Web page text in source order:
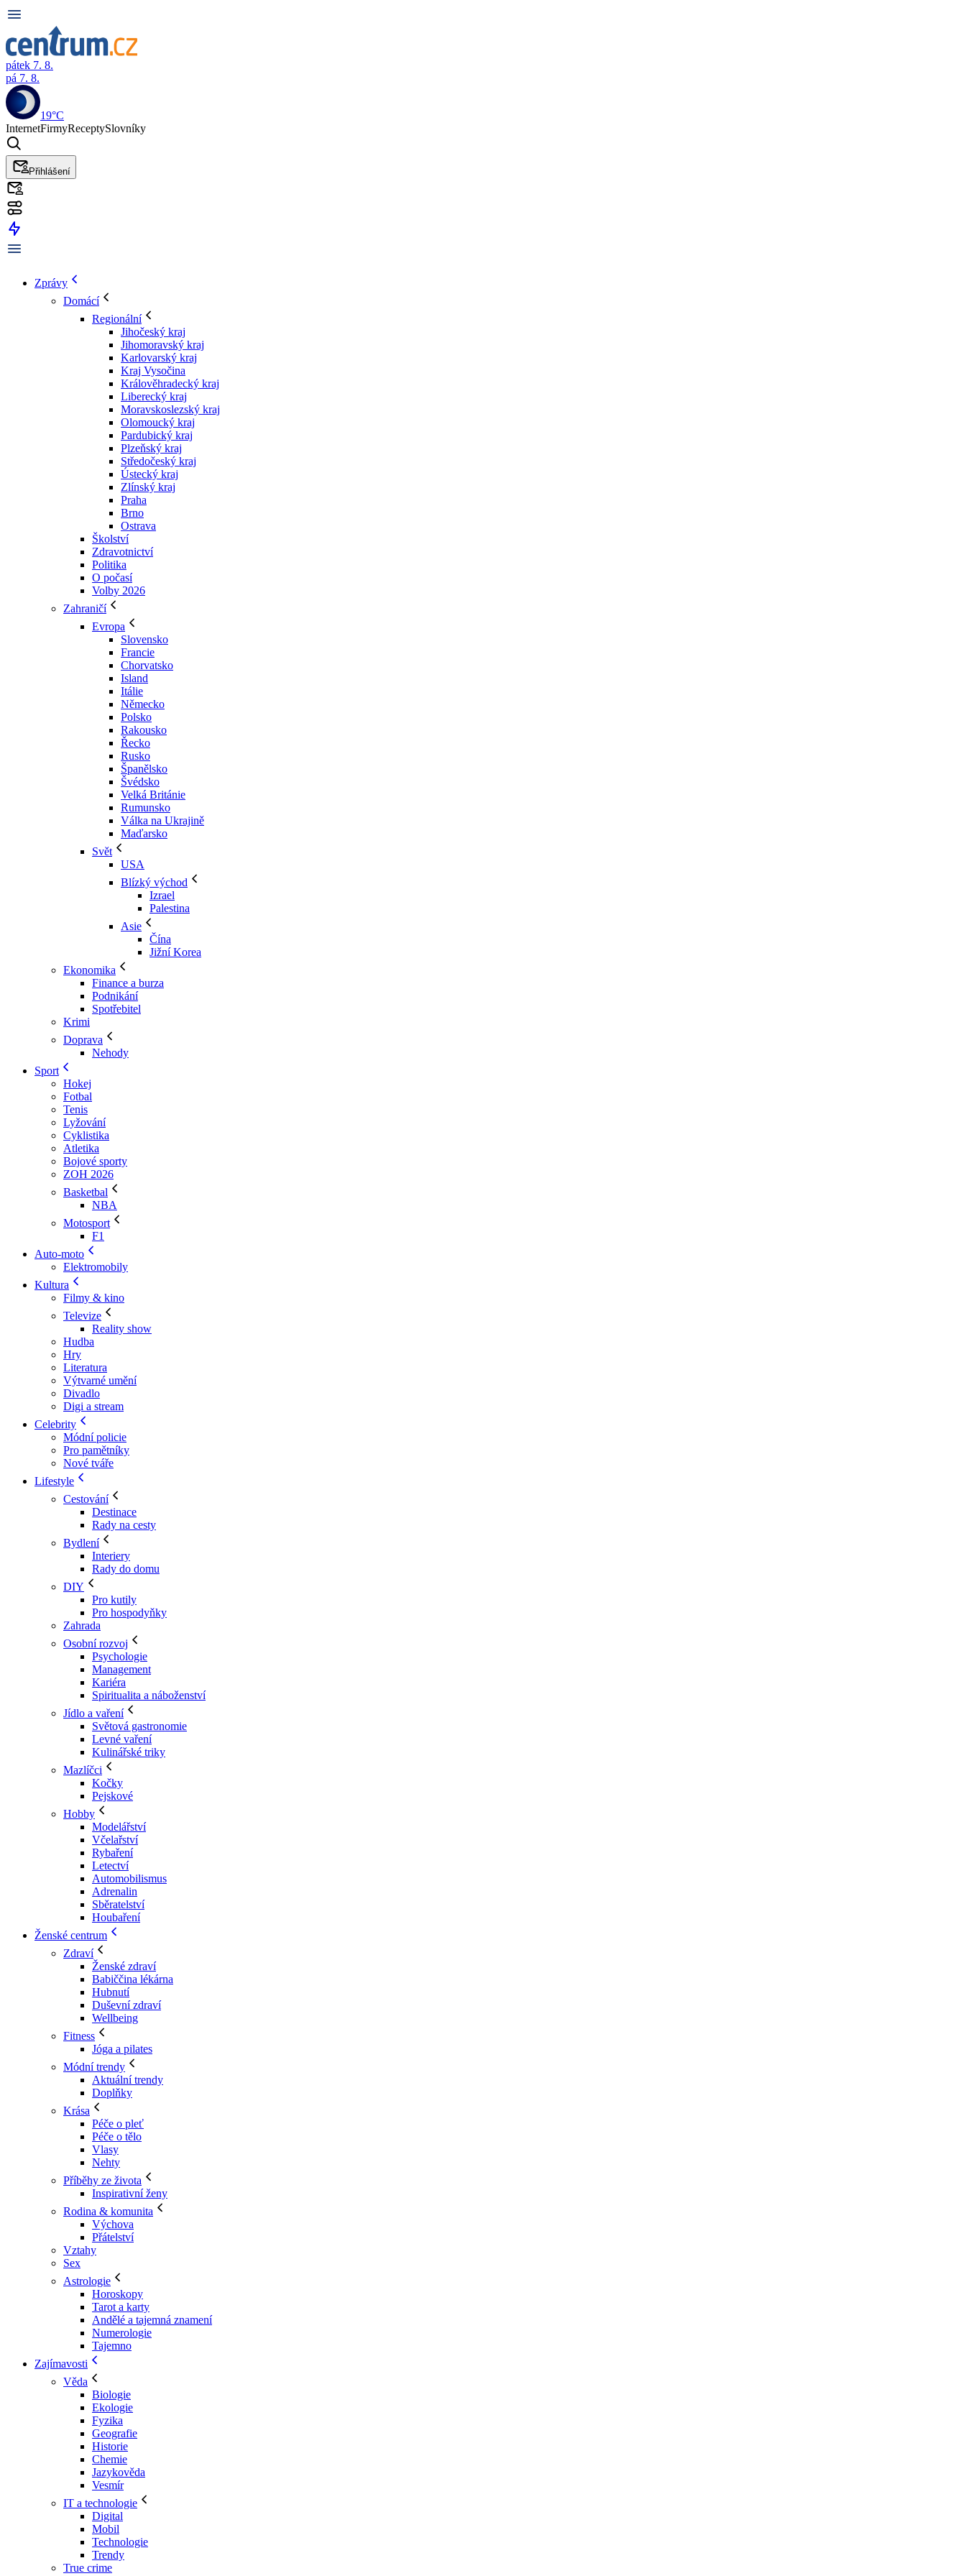
pátek 7. 8.
pá 7. 8.
19°C
InternetFirmyReceptySlovníky
Přihlášení
Zprávy
Domácí
Regionální
Jihočeský kraj
Jihomoravský kraj
Karlovarský kraj
Kraj Vysočina
Králověhradecký kraj
Liberecký kraj
Moravskoslezský kraj
Olomoucký kraj
Pardubický kraj
Plzeňský kraj
Středočeský kraj
Ústecký kraj
Zlínský kraj
Praha
Brno
Ostrava
Školství
Zdravotnictví
Politika
O počasí
Volby 2026
Zahraničí
Evropa
Slovensko
Francie
Chorvatsko
Island
Itálie
Německo
Polsko
Rakousko
Řecko
Rusko
Španělsko
Švédsko
Velká Británie
Rumunsko
Válka na Ukrajině
Maďarsko
Svět
USA
Blízký východ
Izrael
Palestina
Asie
Čína
Jižní Korea
Ekonomika
Finance a burza
Podnikání
Spotřebitel
Krimi
Doprava
Nehody
Sport
Hokej
Fotbal
Tenis
Lyžování
Cyklistika
Atletika
Bojové sporty
ZOH 2026
Basketbal
NBA
Motosport
F1
Auto-moto
Elektromobily
Kultura
Filmy & kino
Televize
Reality show
Hudba
Hry
Literatura
Výtvarné umění
Divadlo
Digi a stream
Celebrity
Módní policie
Pro pamětníky
Nové tváře
Lifestyle
Cestování
Destinace
Rady na cesty
Bydlení
Interiery
Rady do domu
DIY
Pro kutily
Pro hospodyňky
Zahrada
Osobní rozvoj
Psychologie
Management
Kariéra
Spiritualita a náboženství
Jídlo a vaření
Světová gastronomie
Levné vaření
Kulinářské triky
Mazlíčci
Kočky
Pejskové
Hobby
Modelářství
Včelařství
Rybaření
Letectví
Automobilismus
Adrenalin
Sběratelství
Houbaření
Ženské centrum
Zdraví
Ženské zdraví
Babiččina lékárna
Hubnutí
Duševní zdraví
Wellbeing
Fitness
Jóga a pilates
Módní trendy
Aktuální trendy
Doplňky
Krása
Péče o pleť
Péče o tělo
Vlasy
Nehty
Příběhy ze života
Inspirativní ženy
Rodina & komunita
Výchova
Přátelství
Vztahy
Sex
Astrologie
Horoskopy
Tarot a karty
Andělé a tajemná znamení
Numerologie
Tajemno
Zajímavosti
Věda
Biologie
Ekologie
Fyzika
Geografie
Historie
Chemie
Jazykověda
Vesmír
IT a technologie
Digital
Mobil
Technologie
Trendy
True crime